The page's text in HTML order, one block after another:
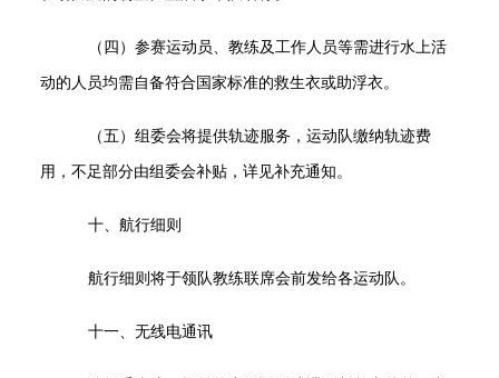
（四）参赛运动员、教练及工作人员等需进行水上活
动的人员均需自备符合国家标准的救生衣或助浮衣。
（五）组委会将提供轨迹服务，运动队缴纳轨迹费
用，不足部分由组委会补贴，详见补充通知。
十、航行细则
航行细则将于领队教练联席会前发给各运动队。
十一、无线电通讯